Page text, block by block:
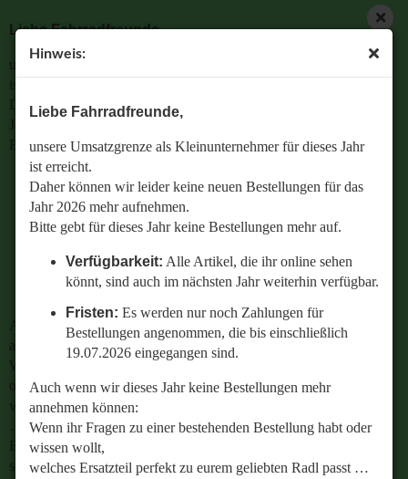
Hinweis:
Liebe Fahrradfreunde,
unsere Umsatzgrenze als Kleinunternehmer für dieses Jahr
ist erreicht.
Daher können wir leider keine neuen Bestellungen für das
Jahr 2026 mehr aufnehmen.
Bitte gebt für dieses Jahr keine Bestellungen mehr auf.
Verfügbarkeit: Alle Artikel, die ihr online sehen
könnt, sind auch im nächsten Jahr weiterhin verfügbar.
Fristen: Es werden nur noch Zahlungen für
Bestellungen angenommen, die bis einschließlich
19.07.2026 eingegangen sind.
Auch wenn wir dieses Jahr keine Bestellungen mehr
annehmen können:
Wenn ihr Fragen zu einer bestehenden Bestellung habt oder
wissen wollt,
welches Ersatzteil perfekt zu eurem geliebten Radl passt …
Liebe Fahrradfreunde,
unsere Umsatzgrenze als Kleinunternehmer für dieses Jahr
ist erreicht.
Daher können wir leider keine neuen Bestellungen für das
Jahr 2026 mehr aufnehmen.
Bitte gebt für dieses Jahr keine Bestellungen mehr auf.
Verfügbarkeit: Alle Artikel, die ihr online sehen
könnt, sind auch im nächsten Jahr weiterhin
verfügbar.
Bestellungen angenommen, die bis einschließlich
19.07.2026 eingegangen sind.
Auch wenn wir dieses Jahr keine Bestellungen mehr
annehmen können:
Wenn ihr Fragen zu einer bestehenden Bestellung habt
oder wissen wollt,
welches Ersatzteil perfekt zu eurem geliebten Radl passt
…
Es ist auch weiterhin möglich, uns per E-Mail zu
schreiben, um euer Radl wieder fit zu bekommen.